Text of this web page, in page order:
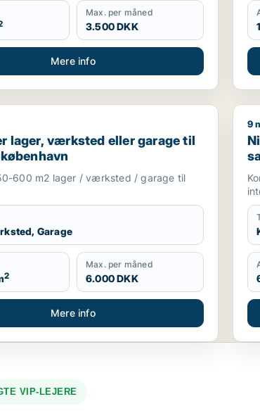
Max. per måned
3.500 DKK
Mere info
lager, værksted eller garage til leje i
lager, værksted eller garage til
600 m2 lager / værksted / garage til
Garage
2
Max. per måned
6.000 DKK
Mere info
9
VIP-LEJERE